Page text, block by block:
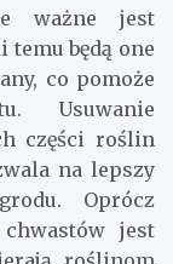
ważne jest
będą one
co pomoże
Usuwanie
części roślin
na lepszy
Oprócz
jest